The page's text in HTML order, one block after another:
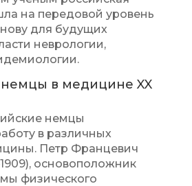
на передовой уровень
для будущих
неврологии,
в медицине XX
немцы
в различных
Петр Францевич
основоположник
физического